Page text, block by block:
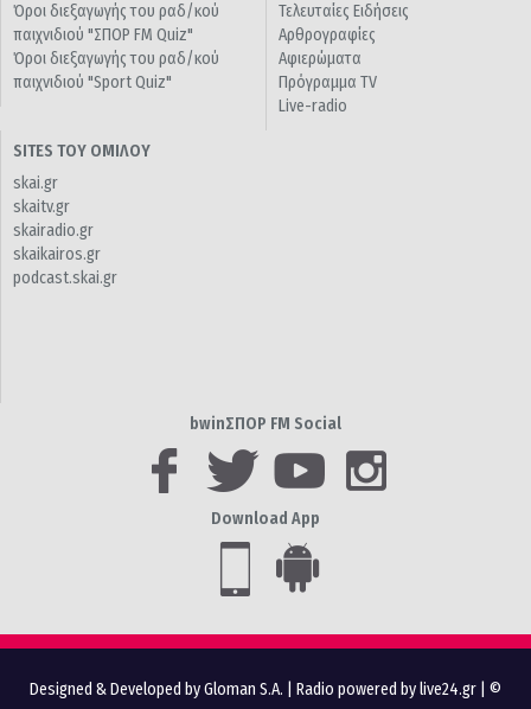
Όροι διεξαγωγής του ραδ/κού
παιχνιδιού "ΣΠΟΡ FM Quiz"
Όροι διεξαγωγής του ραδ/κού
παιχνιδιού "Sport Quiz"
Τελευταίες Ειδήσεις
Αρθρογραφίες
Αφιερώματα
Πρόγραμμα TV
Live-radio
SITES ΤΟΥ ΟΜΙΛΟΥ
skai.gr
skaitv.gr
skairadio.gr
skaikairos.gr
podcast.skai.gr
bwinΣΠΟΡ FM Social
Download App
Designed & Developed by Gloman S.A. Radio powered by live24.gr | ©